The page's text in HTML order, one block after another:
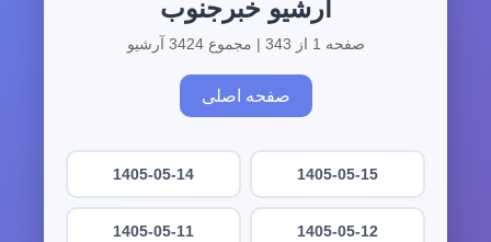
آرشیو خبرجنوب
صفحه 1 از 343 | مجموع 3424 آرشیو
صفحه اصلی
1405-05-15
1405-05-14
1405-05-12
1405-05-11